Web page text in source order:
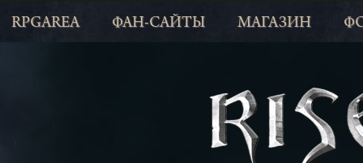
RPGAREA ФАН-САЙТЫ МАГАЗИН